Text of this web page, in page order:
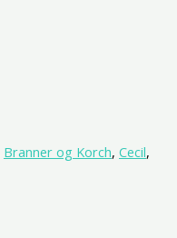
Branner og Korch, Cecil,